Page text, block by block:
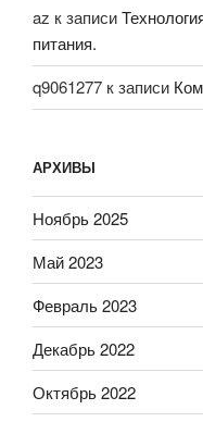
az к записи
питания.
q9061277 к записи
АРХИВЫ
Ноябрь 2025
Май 2023
Февраль 2023
Декабрь 2022
Октябрь 2022